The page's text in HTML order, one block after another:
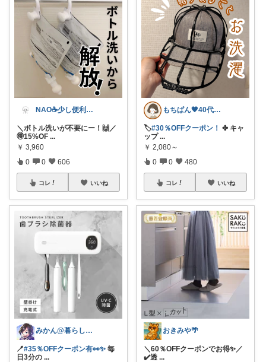
NAO☕️少し便利な僕の家
＼ボトル洗いが不要にー！🙌／
🉐15%OF ...
￥ 3,960
0 0 606
コレ いいね
みかん@暮らしのもの／暑さ対策に全力⛱️
🪥#35％OFFクーポン有👀✨ 毎
日3分の ...
もちぱん🤎40代主婦のくらしメモ
🏷️#30％OFFクーポン！ ✤ キャ
ップ ...
￥ 2,080～
0 0 480
コレ いいね
おきみや🌴
＼60％OFFクーポンでお得✨／
✔️透 ...